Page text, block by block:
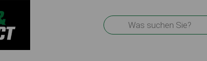
Products
search